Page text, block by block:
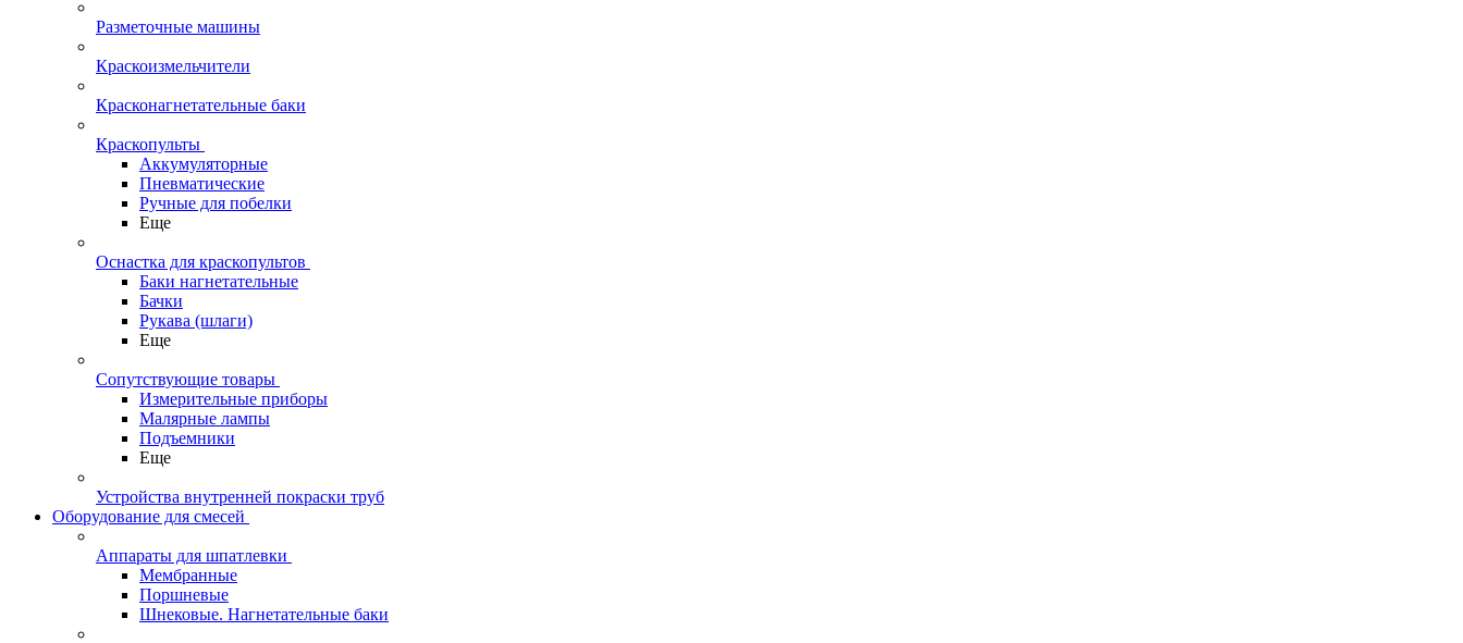
Разметочные машины
Краскоизмельчители
Красконагнетательные баки
Краскопульты
Аккумуляторные
Пневматические
Ручные для побелки
Еще
Оснастка для краскопультов
Баки нагнетательные
Бачки
Рукава (шлаги)
Еще
Сопутствующие товары
Измерительные приборы
Малярные лампы
Подъемники
Еще
Устройства внутренней покраски труб
Оборудование для смесей
Аппараты для шпатлевки
Мембранные
Поршневые
Шнековые. Нагнетательные баки